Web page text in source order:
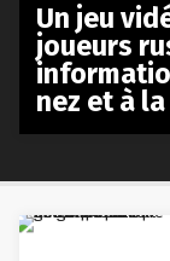
Un jeu
joueurs
nez et à